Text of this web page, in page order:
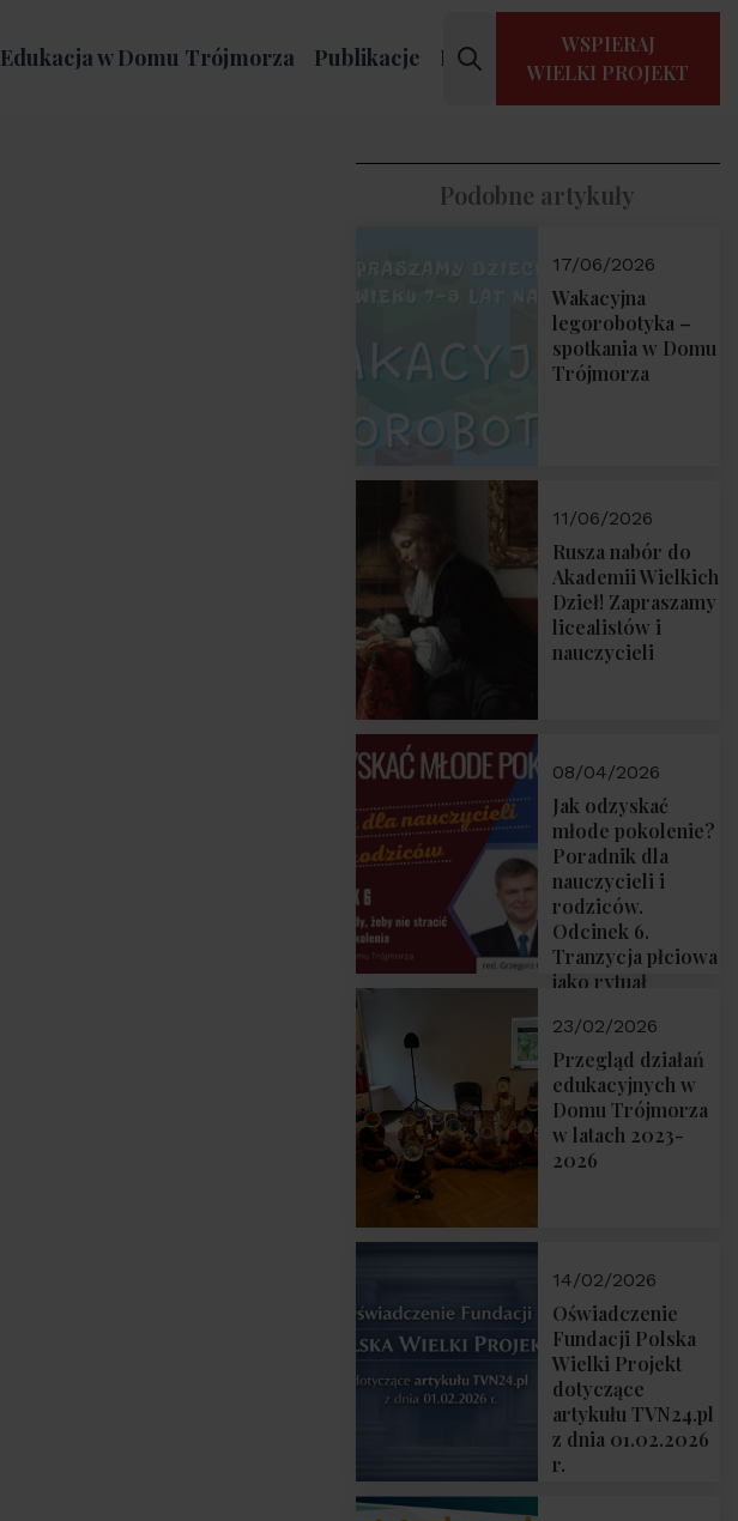
Edukacja w Domu Trójmorza Publikacje Kontakt
WSPIERAJ
WIELKI PROJEKT
Podobne artykuły
17/06/2026
Wakacyjna
legorobotyka –
spotkania w Domu
Trójmorza
11/06/2026
Rusza nabór do
Akademii Wielkich
Dzieł! Zapraszamy
licealistów i
nauczycieli
08/04/2026
Jak odzyskać
młode pokolenie?
Poradnik dla
nauczycieli i
rodziców.
Odcinek 6.
Tranzycja płciowa
jako rytuał
Rozmawiają red.
Grzegorz Górny i
prof. Michał
Łuczewski
23/02/2026
Przegląd działań
edukacyjnych w
Domu Trójmorza
w latach 2023-
2026
14/02/2026
Oświadczenie
Fundacji Polska
Wielki Projekt
dotyczące
artykułu TVN24.pl
z dnia 01.02.2026
r.